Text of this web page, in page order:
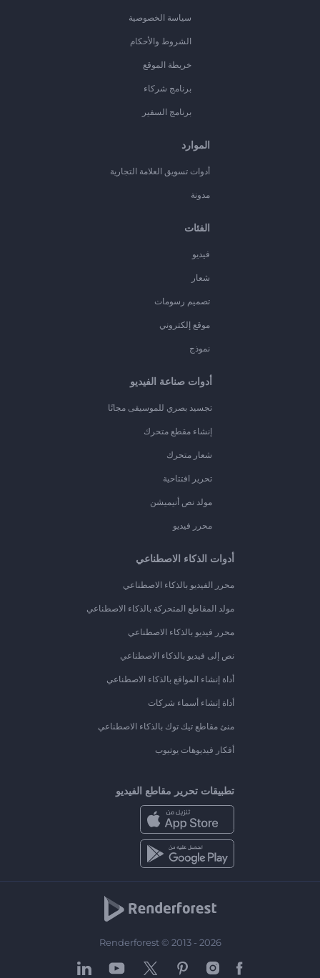
سياسة الخصوصية
الشروط والأحكام
خريطة الموقع
برنامج شركاء
برنامج السفير
الموارد
أدوات تسويق العلامة التجارية
مدونة
الفئات
فيديو
شعار
تصميم رسومات
موقع إلكتروني
نموذج
أدوات صناعة الفيديو
تجسيد بصري للموسيقى مجانًا
إنشاء مقطع متحرك
شعار متحرك
تحرير افتتاحية
مولد نص أنيميشن
محرر فيديو
أدوات الذكاء الاصطناعي
محرر الفيديو بالذكاء الاصطناعي
مولد المقاطع المتحركة بالذكاء الاصطناعي
محرر فيديو بالذكاء الاصطناعي
نص إلى فيديو بالذكاء الاصطناعي
أداة إنشاء المواقع بالذكاء الاصطناعي
أداة إنشاء أسماء شركات
منئ مقاطع تيك توك بالذكاء الاصطناعي
أفكار فيديوهات يوتيوب
تطبيقات تحرير مقاطع الفيديو
Renderforest © 2013 - 2026